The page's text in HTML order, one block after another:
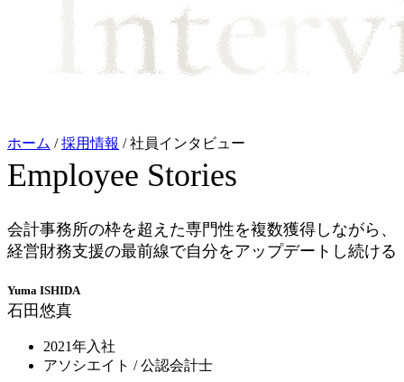
ホーム /採用情報 /社員インタビュー
Employee Stories
会計事務所の枠を超えた専門性を複数獲得しながら、
経営財務支援の最前線で自分をアップデートし続ける
Yuma ISHIDA
石田悠真
2021年入社
アソシエイト / 公認会計士